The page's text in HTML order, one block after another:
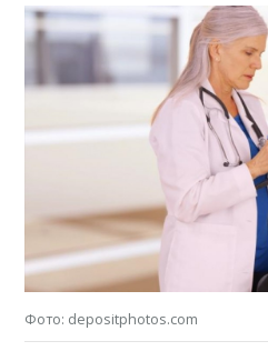
Фото: depositphotos.com